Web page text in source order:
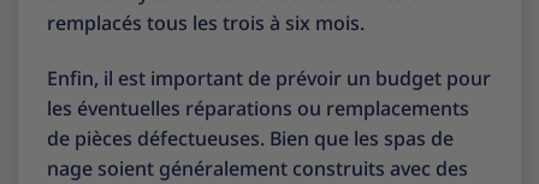
remplacés tous les trois à six mois.
Enfin, il est important de prévoir un budget pour
les éventuelles réparations ou remplacements
de pièces défectueuses. Bien que les spas de
nage soient généralement construits avec des